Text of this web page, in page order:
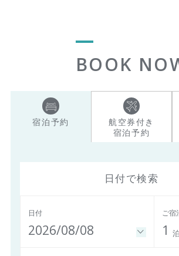
BOOK
宿泊予約
航空券付き
宿泊予約
日付で検索
日付
2026/08/08
ご宿
1 泊